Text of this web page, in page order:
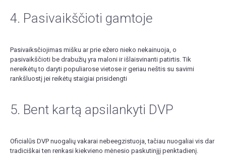
4. Pasivaikščioti gamtoje
Pasivaiksčiojimas mišku ar prie ežero nieko nekainuoja, o
pasivaikščioti be drabužių yra maloni ir išlaisvinanti patirtis. Tik
nereikėtų to daryti populiarose vietose ir geriau neštis su savimi
rankšluostį jei reikėtų staigiai prisidengti
5. Bent kartą apsilankyti DVP
Oficialūs DVP nuogalių vakarai nebeegzistuoja, tačiau nuogaliai vis dar
tradiciškai ten renkasi kiekvieno mėnesio paskutinįjį penktadienį.